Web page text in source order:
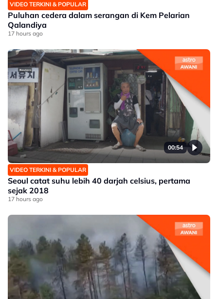
VIDEO TERKINI & POPULAR
Puluhan cedera dalam serangan di Kem Pelarian
Qalandiya
17 hours ago
00:54
VIDEO TERKINI & POPULAR
Seoul catat suhu lebih 40 darjah celsius, pertama
sejak 2018
17 hours ago